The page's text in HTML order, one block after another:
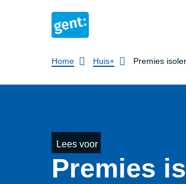
Breadcrumb
Home Huis+ Premies
Lees voor
Premies